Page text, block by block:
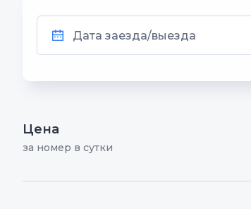
Цена
за номер в сутки